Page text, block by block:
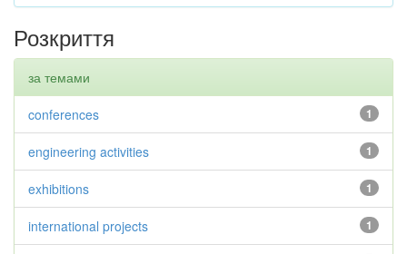
Розкриття
за темами
1
conferences
1
engineering activities
1
exhibitions
1
international projects